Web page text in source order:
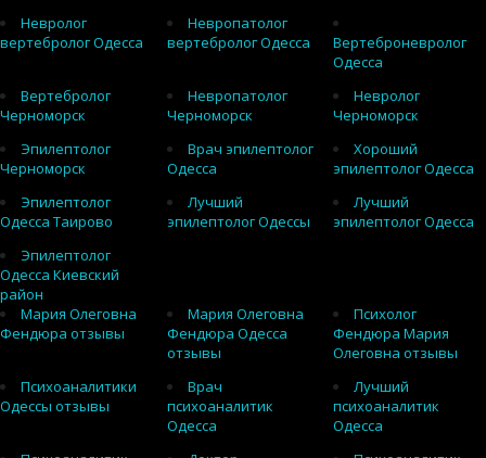
Невролог
вертебролог Одесса
Невропатолог
вертебролог Одесса
Вертеброневролог
Одесса
Вертебролог
Черноморск
Невропатолог
Черноморск
Невролог
Черноморск
Эпилептолог
Черноморск
Врач эпилептолог
Одесса
Хороший
эпилептолог Одесса
Эпилептолог
Одесса Таирово
Лучший
эпилептолог Одессы
Лучший
эпилептолог Одесса
Эпилептолог
Одесса Киевский
район
Мария Олеговна
Фендюра отзывы
Мария Олеговна
Фендюра Одесса
отзывы
Психолог
Фендюра Мария
Олеговна отзывы
Психоаналитики
Одессы отзывы
Врач
психоаналитик
Одесса
Лучший
психоаналитик
Одесса